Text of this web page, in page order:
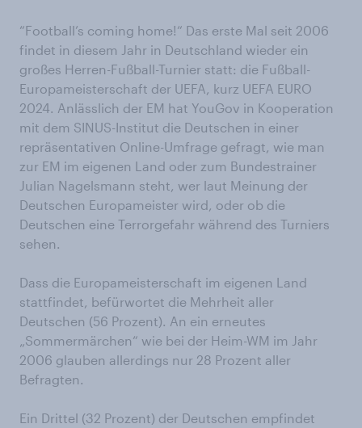
“Football’s coming home!“ Das erste Mal seit 2006
findet in diesem Jahr in Deutschland wieder ein
großes Herren-Fußball-Turnier statt: die Fußball-
Europameisterschaft der UEFA, kurz UEFA EURO
2024. Anlässlich der EM hat YouGov in Kooperation
mit dem SINUS-Institut die Deutschen in einer
repräsentativen Online-Umfrage gefragt, wie man
zur EM im eigenen Land oder zum Bundestrainer
Julian Nagelsmann steht, wer laut Meinung der
Deutschen Europameister wird, oder ob die
Deutschen eine Terrorgefahr während des Turniers
sehen.
Dass die Europameisterschaft im eigenen Land
stattfindet, befürwortet die Mehrheit aller
Deutschen (56 Prozent). An ein erneutes
„Sommermärchen“ wie bei der Heim-WM im Jahr
2006 glauben allerdings nur 28 Prozent aller
Befragten.
Ein Drittel (32 Prozent) der Deutschen empfindet